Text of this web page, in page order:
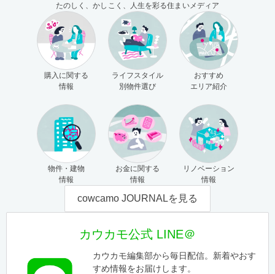
たのしく、かしこく、人生を彩る住まいメディア
購入に関する
情報
ライフスタイル
別物件選び
おすすめ
エリア紹介
物件・建物
情報
お金に関する
情報
リノベーション
情報
cowcamo JOURNALを見る
カウカモ公式 LINE＠
カウカモ編集部から毎日配信。新着やおす
すめ情報をお届けします。